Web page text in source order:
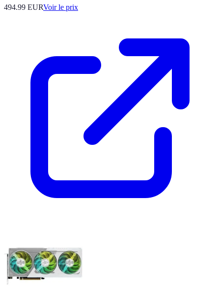
494.99 EURVoir le prix